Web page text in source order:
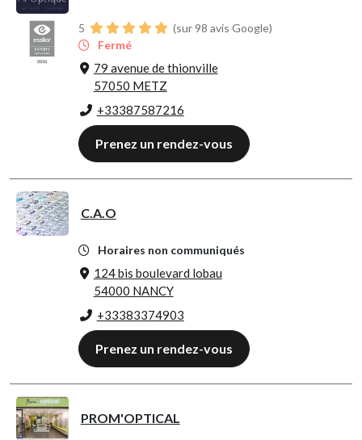
5
(sur 98 avis Google)
Fermé
79 avenue de thionville
57050 METZ
+33387587216
Prenez un rendez-vous
C.A.O
Horaires non communiqués
124 bis boulevard lobau
54000 NANCY
+33383374903
Prenez un rendez-vous
PROM'OPTICAL